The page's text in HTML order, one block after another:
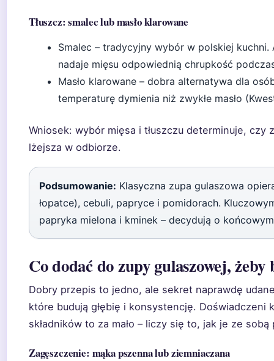
Tłuszcz: smalec lub masło klarowane
Smalec – tradycyjny wybór w polskiej kuchni.
nadaje mięsu odpowiednią chrupkość
Masło klarowane – dobra alternatywa dla
temperaturę dymienia niż zwykłe masło
Wniosek: wybór mięsa i tłuszczu determinuje,
lżejsza w odbiorze.
Podsumowanie: Klasyczna zupa gulaszowa
łopatce), cebuli, papryce i pomidorach.
papryka mielona i kminek – decydują o
Co dodać do zupy gulaszowej, żeby
Dobry przepis to jedno, ale sekret naprawdę
które budują głębię i konsystencję. Doświadczeni
składników to za mało – liczy się to, jak je ze sobą
Zagęszczenie: mąka pszenna lub ziemniaczana